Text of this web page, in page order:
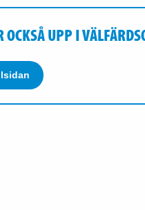
OCKSÅ UPP I